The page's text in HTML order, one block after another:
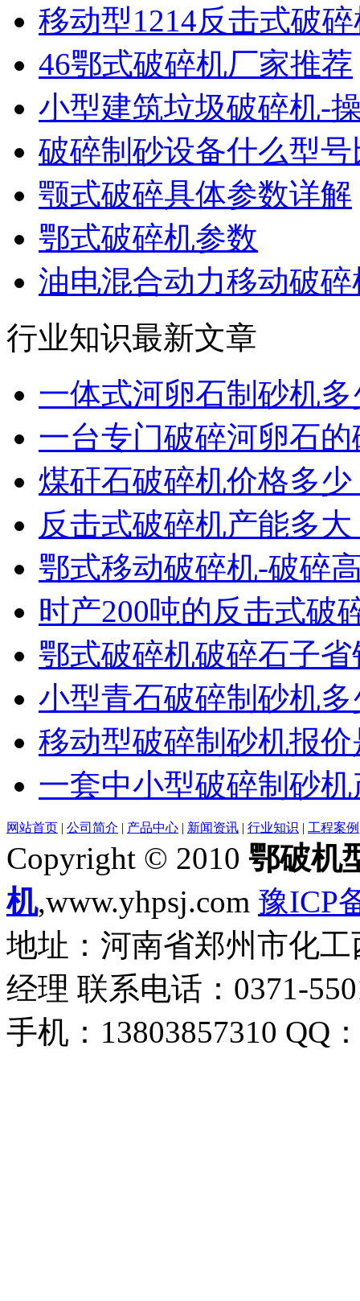
移动型1214反击式破
46鄂式破碎机厂家推荐
小型建筑垃圾破碎机-
破碎制砂设备什么型
颚式破碎具体参数详解
鄂式破碎机参数
油电混合动力移动破
行业知识最新文章
一体式河卵石制砂机
一台专门破碎河卵石
煤矸石破碎机价格多少
反击式破碎机产能多大
鄂式移动破碎机-破碎
时产200吨的反击式破
鄂式破碎机破碎石子
小型青石破碎制砂机
移动型破碎制砂机报
一套中小型破碎制砂
网站首页 | 公司简介 | 产品中心 | 新闻资讯 | 行业知识 | 工程案例
Copyright © 2010 鄂破机
机,www.yhpsj.com 豫ICP
地址：河南省郑州市化
经理 联系电话：0371-
手机：13803857310 QQ